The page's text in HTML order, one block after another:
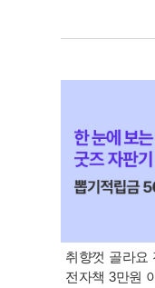
취향껏 골라요
전자책 3만원